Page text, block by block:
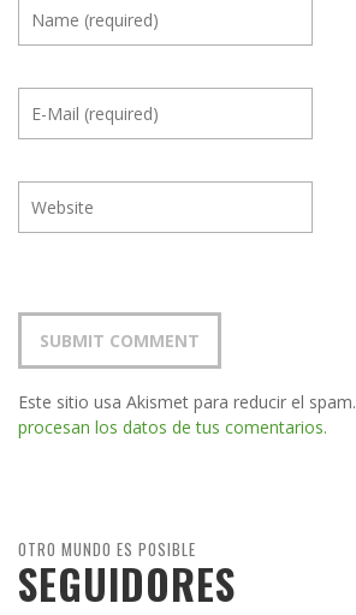
Este sitio usa Akismet para reducir el spam.
procesan los datos de tus comentarios.
OTRO MUNDO ES POSIBLE
SEGUIDORES